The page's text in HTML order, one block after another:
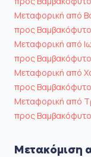
Μεταφορική από
προς Βαμβακόφυτο
Μεταφορική από
προς Βαμβακόφυτο
Μεταφορική από
προς Βαμβακόφυτο
Μεταφορική από
προς Βαμβακόφυτο
Μετακόμιση